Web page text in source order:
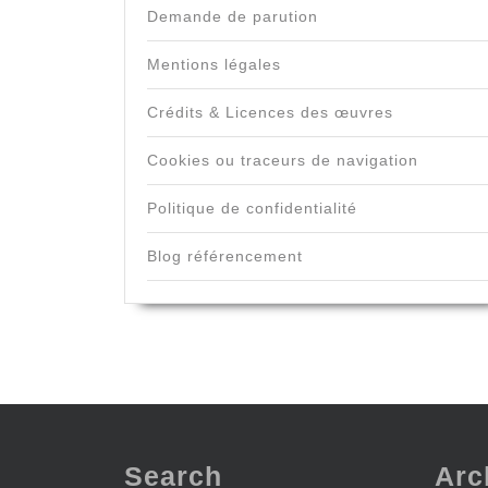
Demande de parution
Mentions légales
Crédits & Licences des œuvres
Cookies ou traceurs de navigation
Politique de confidentialité
Blog référencement
Search